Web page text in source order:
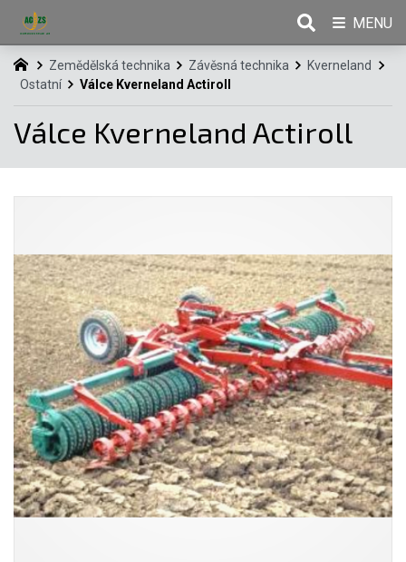
Zemědělská technika Závěsná technika
Kverneland
Ostatní
Válce Kverneland Actiroll
Válce Kverneland Actiroll
MENU